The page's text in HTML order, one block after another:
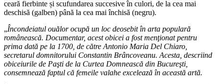
ceară fierbinte și scufundarea succesive în culori, de la cea mai
deschisă (galben) până la cea mai închisă (negru).
„Încondeiatul ouălor ocupă un loc deosebit în arta populară
românească. Documentar, acest obicei a fost menţionat pentru
prima dată pe la 1700, de către Antonio Maria Del Chiaro,
secretarul domnitorului Constantin Brâncoveanu. Acesta, descriind
obiceiurile de Paşti de la Curtea Domnească din Bucureşti,
consemnează faptul că femeile valahe excelează în această artă.